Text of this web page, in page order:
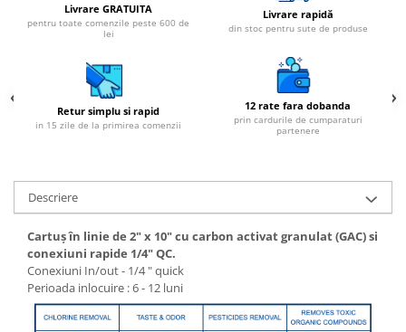
Livrare GRATUITA
pentru toate comenzile peste 600 de
lei
Livrare rapidă
din stoc pentru sute de produse
Retur simplu si rapid
in 15 zile de la primirea comenzii
12 rate fara dobanda
prin cardurile de cumparaturi
partenere
Descriere
Cartuș în linie de 2" x 10" cu carbon activat granulat (GAC) si
conexiuni rapide 1/4" QC.
Conexiuni In/out - 1/4 " quick
Perioada inlocuire : 6 - 12 luni